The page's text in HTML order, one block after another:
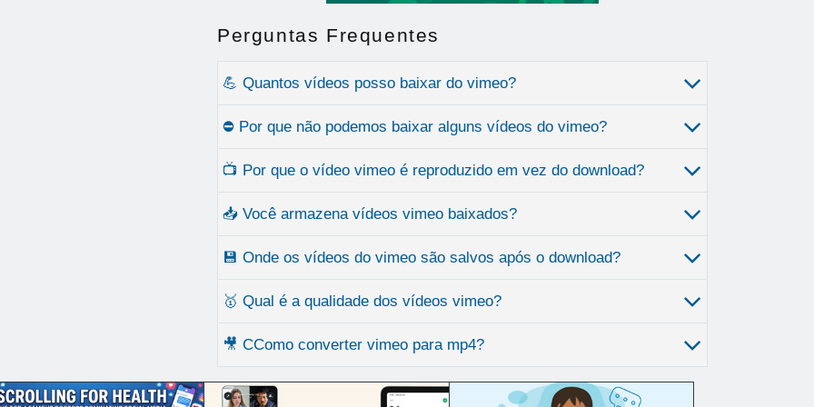
Perguntas Frequentes
💪 Quantos vídeos posso baixar do vimeo?
⛔ Por que não podemos baixar alguns vídeos do vimeo?
📺 Por que o vídeo vimeo é reproduzido em vez do download?
📥 Você armazena vídeos vimeo baixados?
💾 Onde os vídeos do vimeo são salvos após o download?
🥇 Qual é a qualidade dos vídeos vimeo?
🎥 CComo converter vimeo para mp4?